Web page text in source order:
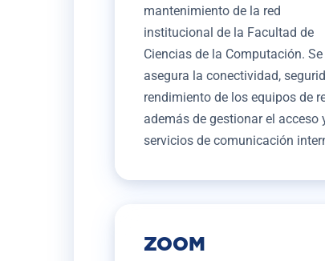
mantenimiento de la red
institucional de la Facultad de
Ciencias de la Computación. Se
asegura la conectividad,
rendimiento de los equipos de
además de gestionar el acceso
servicios de comunicación
ZOOM